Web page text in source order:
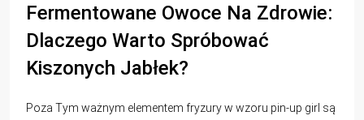
Fermentowane Owoce Na Zdrowie:
Dlaczego Warto Spróbować
Kiszonych Jabłek?
Poza Tym ważnym elementem fryzury w wzoru pin-up girl są